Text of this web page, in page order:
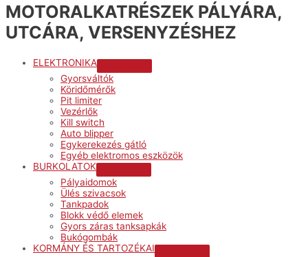
MOTORALKATRÉSZEK PÁLYÁRA,
UTCÁRA, VERSENYZÉSHEZ
ELEKTRONIKA
Gyorsváltók
Köridőmérők
Pit limiter
Vezérlők
Kill switch
Auto blipper
Egykerekezés gátló
Egyéb elektromos eszközök
BURKOLATOK
Pályaidomok
Ülés szivacsok
Tankpadok
Blokk védő elemek
Gyors záras tanksapkák
Bukógombák
KORMÁNY ÉS TARTOZÉKAI